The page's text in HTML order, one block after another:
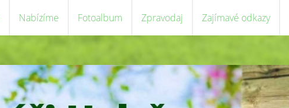
Nabízíme Fotoalbum Zpravodaj Zajímavé odkazy